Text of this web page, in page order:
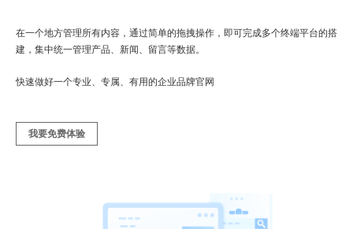
在一个地方管理所有内容，通过简单的拖拽操作，即可完成多个终端平台的搭
建，集中统一管理产品、新闻、留言等数据。
快速做好一个专业、专属、有用的企业品牌官网
我要免费体验